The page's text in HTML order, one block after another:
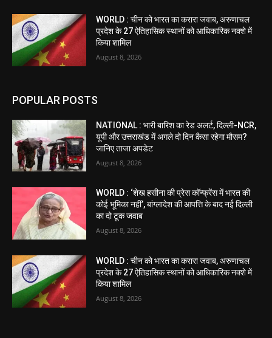
WORLD : चीन को भारत का करारा जवाब, अरुणाचल
प्रदेश के 27 ऐतिहासिक स्थानों को आधिकारिक नक्शे में
किया शामिल
August 8, 2026
POPULAR POSTS
NATIONAL : भारी बारिश का रेड अलर्ट, दिल्ली-NCR,
यूपी और उत्तराखंड में अगले दो दिन कैसा रहेगा मौसम?
जानिए ताजा अपडेट
August 8, 2026
WORLD : ‘शेख हसीना की प्रेस कॉन्फ्रेंस में भारत की
कोई भूमिका नहीं’, बांग्लादेश की आपत्ति के बाद नई दिल्ली
का दो टूक जवाब
August 8, 2026
WORLD : चीन को भारत का करारा जवाब, अरुणाचल
प्रदेश के 27 ऐतिहासिक स्थानों को आधिकारिक नक्शे में
किया शामिल
August 8, 2026